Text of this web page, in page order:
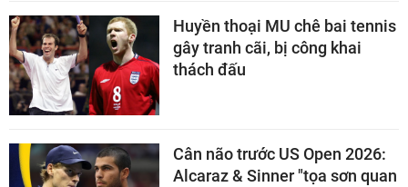
Huyền thoại MU chê bai tennis
gây tranh cãi, bị công khai
thách đấu
Cân não trước US Open 2026:
Alcaraz & Sinner "tọa sơn quan